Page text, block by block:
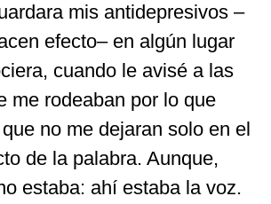
mis antidepresivos –
efecto– en algún lugar
cuando le avisé a las
me rodeaban por lo que
no me dejaran solo en el
de la palabra. Aunque,
estaba: ahí estaba la voz.